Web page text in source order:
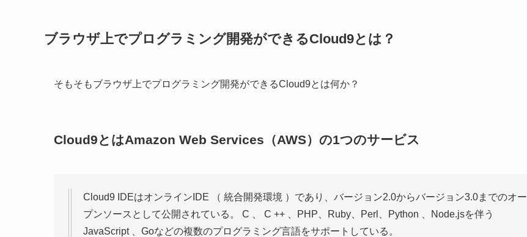
ブラウザ上でプログラミング開発ができるCloud9とは？
そもそもブラウザ上でプログラミング開発ができるCloud9とは何か？
Cloud9とはAmazon Web Services（AWS）の1つのサービス
Cloud9 IDEはオンラインIDE （ 統合開発環境 ）であり、バージョン2.0からバージョン3.0までのオー
プンソースとして公開されている。 C 、 C ++ 、PHP、Ruby、Perl、Python 、Node.jsを伴う
JavaScript 、Goなどの複数のプログラミング言語をサポートしている。